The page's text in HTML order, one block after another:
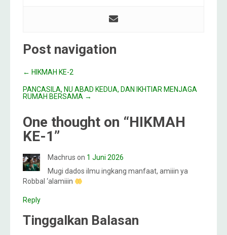
Post navigation
← HIKMAH KE-2
PANCASILA, NU ABAD KEDUA, DAN IKHTIAR MENJAGA
RUMAH BERSAMA →
One thought on “HIKMAH
KE-1”
Machrus on 1 Juni 2026
Mugi dados ilmu ingkang manfaat, amiiin ya
Robbal ‘alamiiin
Reply
Tinggalkan Balasan